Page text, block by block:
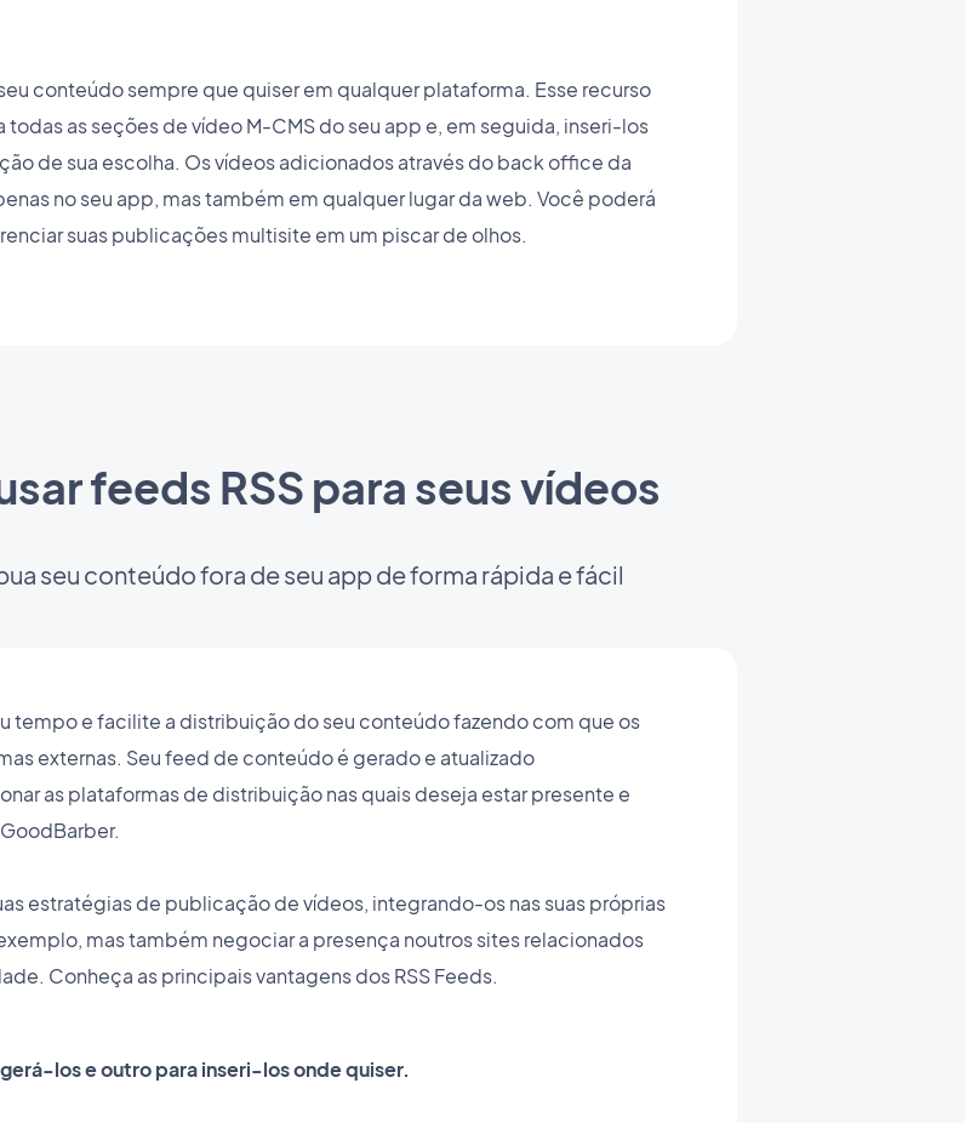
conteúdo sempre que quiser em qualquer plataforma. Esse recurso
as seções de vídeo M-CMS do seu app e, em seguida, inseri-los
de sua escolha. Os vídeos adicionados através do back office da
no seu app, mas também em qualquer lugar da web. Você poderá
suas publicações multisite em um piscar de olhos.
feeds RSS para seus vídeos
seu conteúdo fora de seu app de forma rápida e fácil
tempo e facilite a distribuição do seu conteúdo fazendo com que os
externas. Seu feed de conteúdo é gerado e atualizado
as plataformas de distribuição nas quais deseja estar presente e
estratégias de publicação de vídeos, integrando-os nas suas próprias
mas também negociar a presença noutros sites relacionados
Conheça as principais vantagens dos RSS Feeds.
los e outro para inseri-los onde quiser.